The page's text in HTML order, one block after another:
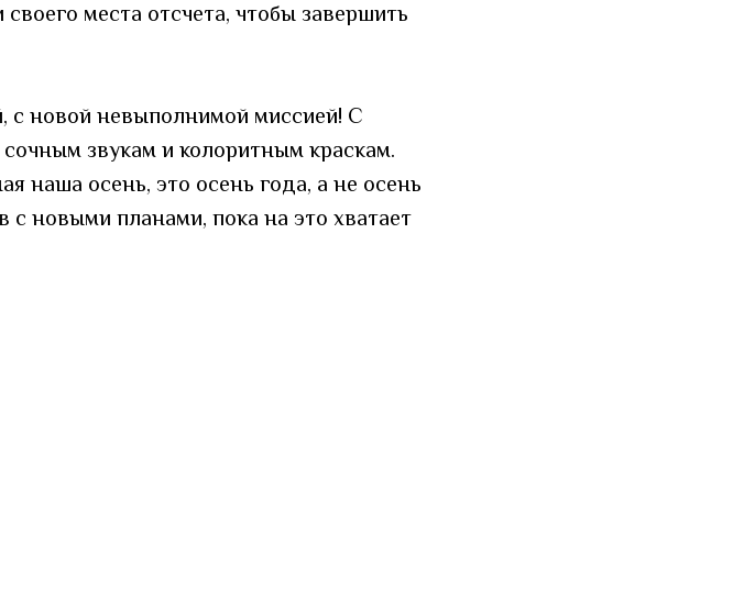
места отсчета, чтобы завершить
с новой невыполнимой миссией! С
звукам и колоритным краскам.
наша осень, это осень года, а не осень
новыми планами, пока на это хватает